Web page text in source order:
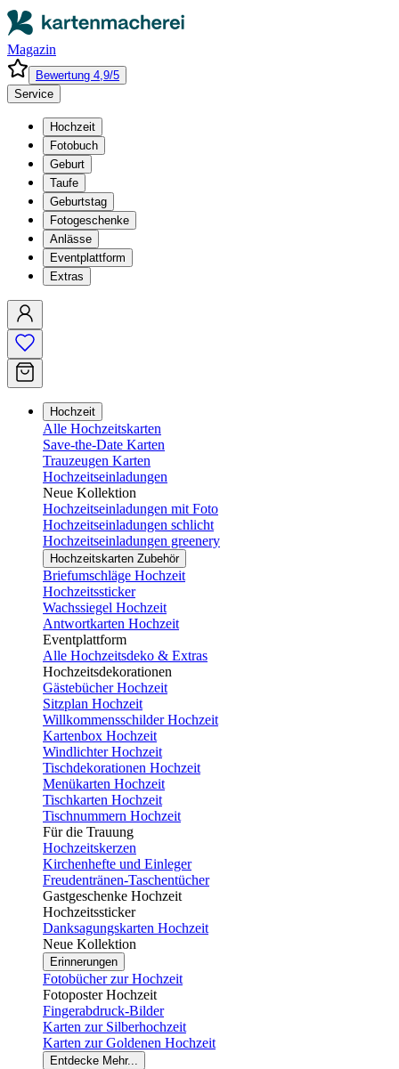
Magazin
Bewertung 4,9/5
Service
Hochzeit
Fotobuch
Geburt
Taufe
Geburtstag
Fotogeschenke
Anlässe
Eventplattform
Extras
Hochzeit
Alle Hochzeitskarten
Save-the-Date Karten
Trauzeugen Karten
Hochzeitseinladungen
Neue Kollektion
Hochzeitseinladungen mit Foto
Hochzeitseinladungen schlicht
Hochzeitseinladungen greenery
Hochzeitskarten Zubehör
Briefumschläge Hochzeit
Hochzeitssticker
Wachssiegel Hochzeit
Antwortkarten Hochzeit
Eventplattform
Alle Hochzeitsdeko & Extras
Hochzeitsdekorationen
Gästebücher Hochzeit
Sitzplan Hochzeit
Willkommensschilder Hochzeit
Kartenbox Hochzeit
Windlichter Hochzeit
Tischdekorationen Hochzeit
Menükarten Hochzeit
Tischkarten Hochzeit
Tischnummern Hochzeit
Für die Trauung
Hochzeitskerzen
Kirchenhefte und Einleger
Freudentränen-Taschentücher
Gastgeschenke Hochzeit
Hochzeitssticker
Danksagungskarten Hochzeit
Neue Kollektion
Erinnerungen
Fotobücher zur Hochzeit
Fotoposter Hochzeit
Fingerabdruck-Bilder
Karten zur Silberhochzeit
Karten zur Goldenen Hochzeit
Entdecke Mehr...